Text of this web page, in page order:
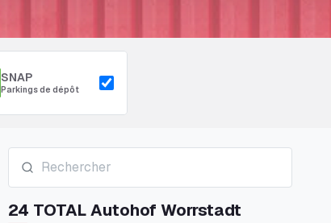
SNAP
Parkings de dépôt
24 TOTAL Autohof Worrstadt